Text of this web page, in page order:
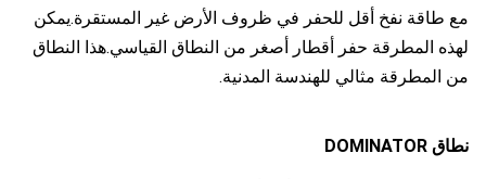
مع طاقة نفخ أقل للحفر في ظروف الأرض غير المستقرة.يمكن
لهذه المطرقة حفر أقطار أصغر من النطاق القياسي.هذا النطاق
من المطرقة مثالي للهندسة المدنية.
نطاق DOMINATOR